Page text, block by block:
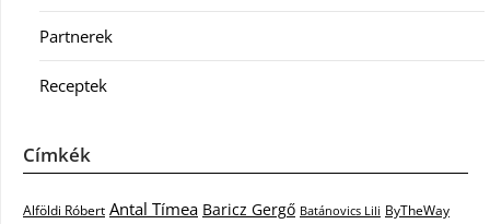
Partnerek
Receptek
Címkék
Alföldi Róbert Antal Tímea Baricz Gergő Batánovics Lili ByTheWay